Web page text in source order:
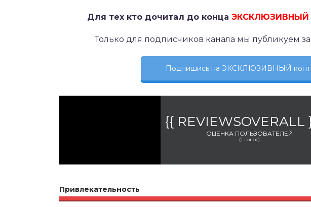
Для тех кто дочитал до концаЭКСКЛЮЗИВНЫЙ
Только для подписчиков канала мы публикуем
Подпишись на ЭКСКЛЮЗИВНЫЙ
{{ REVIEWSOVERALL
ОЦЕНКА ПОЛЬЗОВАТЕЛЕЙ
(1 голос)
Привлекательность